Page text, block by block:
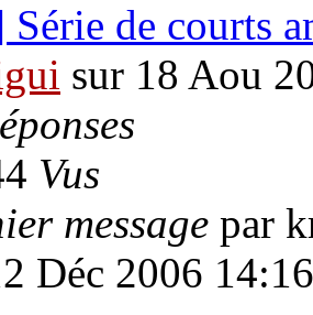
de courts
sur 18 Aou
Vus
message par
Déc 2006 14:16